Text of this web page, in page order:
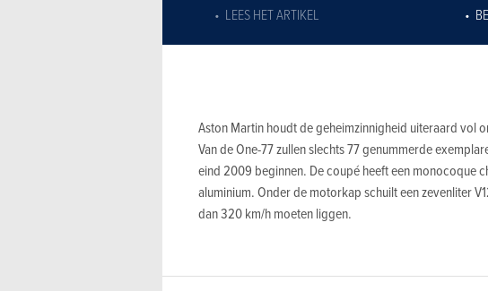
LEES HET ARTIKEL
Aston Martin houdt de geheimzinnigheid uiteraard vol
Van de One-77 zullen slechts 77 genummerde
eind 2009 beginnen. De coupé heeft een monocoque
aluminium. Onder de motorkap schuilt een zevenliter
dan 320 km/h moeten liggen.